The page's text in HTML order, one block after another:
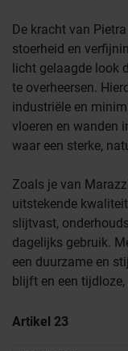
De kracht van
stoerheid en
licht gelaagde look
te overheersen.
industriële en
vloeren en wanden
waar een sterke,
Zoals je van
uitstekende
slijtvast,
dagelijks gebruik.
een duurzame en
blijft en een
Artikel 23